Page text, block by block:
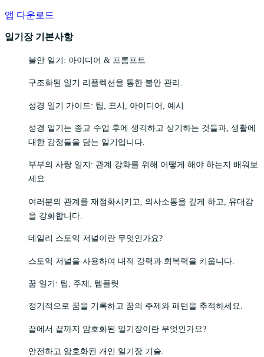
앱 다운로드
일기장 기본사항
불안 일기: 아이디어 & 프롬프트
구조화된 일기 리플렉션을 통한 불안 관리.
성경 일기 가이드: 팁, 표시, 아이디어, 예시
성경 일기는 종교 수업 후에 생각하고 상기하는 것들과, 생활에
대한 감정들을 담는 일기입니다.
부부의 사랑 일지: 관계 강화를 위해 어떻게 해야 하는지 배워보
세요
여러분의 관계를 재점화시키고, 의사소통을 깊게 하고, 유대감
을 강화합니다.
데일리 스토익 저널이란 무엇인가요?
스토익 저널을 사용하여 내적 강력과 회복력을 키웁니다.
꿈 일기: 팁, 주제, 템플릿
정기적으로 꿈을 기록하고 꿈의 주제와 패턴을 추적하세요.
끝에서 끝까지 암호화된 일기장이란 무엇인가요?
안전하고 암호화된 개인 일기장 기술.